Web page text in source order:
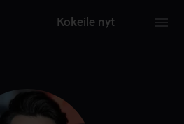
Kokeile nyt